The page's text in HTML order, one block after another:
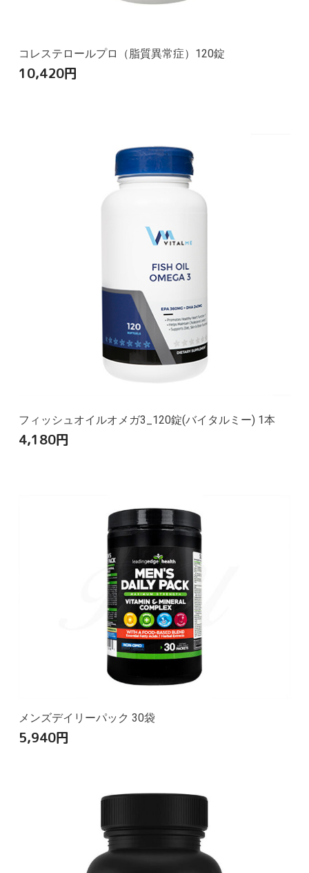
コレステロールプロ（脂質異常症）120錠
10,420円
フィッシュオイルオメガ3_120錠(バイタルミー) 1本
4,180円
メンズデイリーパック 30袋
5,940円